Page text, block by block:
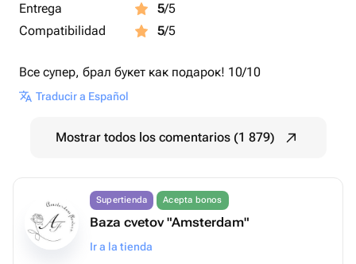
Entrega 5/5
Compatibilidad
5/5
Все супер, брал букет как подарок! 10/10
Traducir a Español
Mostrar todos los comentarios (1 879)
Supertienda Acepta bonos
Baza cvetov "Amsterdam"
Ir a la tienda